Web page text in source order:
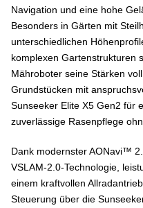
Navigation und eine hohe
Besonders in Gärten mit
unterschiedlichen
komplexen Gartenstrukturen
Mähroboter seine Stärken
Grundstücken mit
Sunseeker Elite X5 Gen2 für
zuverlässige Rasenpflege
Dank modernster AONavi™
VSLAM-2.0-Technologie,
einem kraftvollen
Steuerung über die